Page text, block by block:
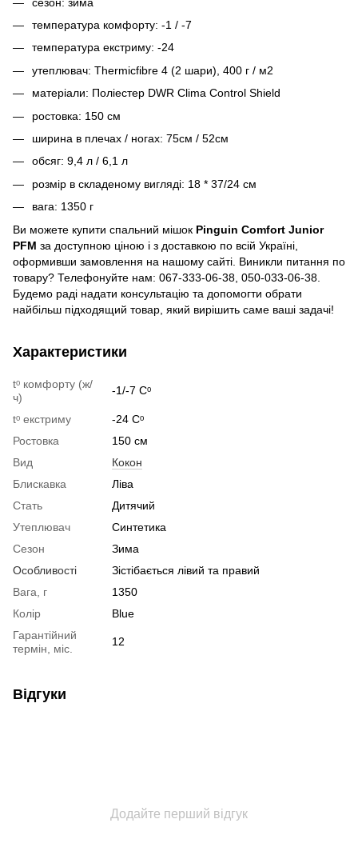
температура комфорту: -1 / -7
температура екстриму: -24
утеплювач: Thermicfibre 4 (2 шари), 400 г / м2
матеріали: Поліестер DWR Clima Control Shield
ростовка: 150 см
ширина в плечах / ногах: 75см / 52см
обсяг: 9,4 л / 6,1 л
розмір в складеному вигляді: 18 * 37/24 см
вага: 1350 г
Ви можете купити спальний мішок Pinguin Comfort Junior
PFM за доступною ціною і з доставкою по всій Україні,
оформивши замовлення на нашому сайті. Виникли питання по
товару? Телефонуйте нам: 067-333-06-38, 050-033-06-38.
Будемо раді надати консультацію та допомогти обрати
найбільш підходящий товар, який вирішить саме ваші задачі!
Характеристики
tᵒ комфорту (ж/
ч)
-1/-7 Сᵒ
tᵒ екстриму
-24 Сᵒ
Ростовка
150 см
Вид
Кокон
Блискавка
Ліва
Стать
Дитячий
Утеплювач
Синтетика
Сезон
Зима
Особливості
Зістібається лівий та правий
Вага, г
1350
Колір
Blue
Гарантійний
термін, міс.
12
Відгуки
Додайте перший відгук